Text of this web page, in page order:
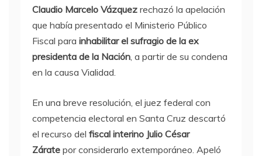
Claudio Marcelo Vázquez rechazó la apelación
que había presentado el Ministerio Público
Fiscal para inhabilitar el sufragio de la ex
presidenta de la Nación, a partir de su condena
en la causa Vialidad.
En una breve resolución, el juez federal con
competencia electoral en Santa Cruz descartó
el recurso del fiscal interino Julio César
Zárate por considerarlo extemporáneo. Apeló